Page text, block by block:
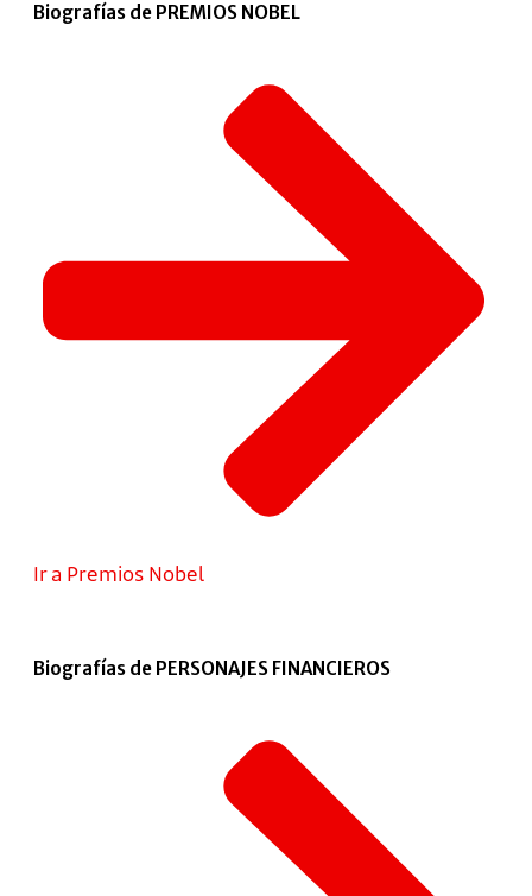
Biografías de PREMIOS NOBEL
Ir a Premios Nobel
Biografías de PERSONAJES FINANCIEROS